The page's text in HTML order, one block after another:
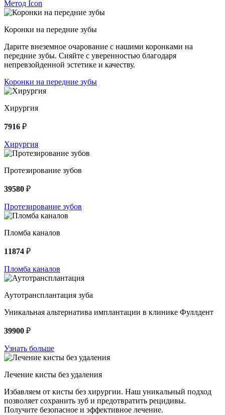
Метод Icon
Коронки на передние зубы
Дарите внеземное очарование с нашими коронками на
передние зубы. Сияйте с уверенностью благодаря
непревзойденной эстетике и качеству.
Коронки на передние зубы
Хирургия
7916 ₽
Хирургия
Протезирование зубов
39580 ₽
Протезирование зубов
Пломба каналов
11874 ₽
Пломба каналов
Аутотрансплантация зуба
Уникальная альтернатива имплантации в клинике Фуллдент
39900 ₽
Узнать больше
Лечение кисты без удаления
Избавляем от кисты без хирургии. Наш уникальный подход
позволяет сохранить зуб и предотвратить рецидивы.
Получите безопасное и эффективное лечение.